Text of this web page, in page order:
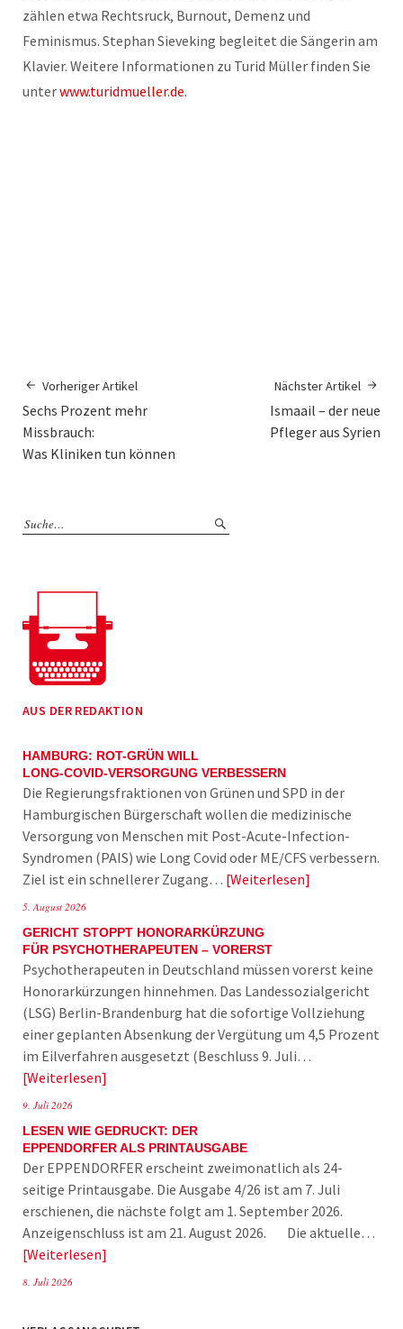
zählen etwa Rechtsruck, Burnout, Demenz und
Feminismus. Stephan Sieveking begleitet die Sängerin am
Klavier. Weitere Informationen zu Turid Müller finden Sie
unterwww.turidmueller.de.
Vorheriger Artikel
Sechs Prozent mehr
Missbrauch:
Was Kliniken tun können
Nächster Artikel
Ismaail – der neue
Pfleger aus Syrien
AUS DER REDAKTION
HAMBURG: ROT-GRÜN WILL
LONG-COVID-VERSORGUNG VERBESSERN
Die Regierungsfraktionen von Grünen und SPD in der
Hamburgischen Bürgerschaft wollen die medizinische
Versorgung von Menschen mit Post-Acute-Infection-
Syndromen (PAIS) wie Long Covid oder ME/CFS verbessern.
Ziel ist ein schnellerer Zugang… Weiterlesen
5. August 2026
GERICHT STOPPT HONORARKÜRZUNG
FÜR PSYCHOTHERAPEUTEN – VORERST
Psychotherapeuten in Deutschland müssen vorerst keine
Honorarkürzungen hinnehmen. Das Landessozialgericht
(LSG) Berlin-Brandenburg hat die sofortige Vollziehung
einer geplanten Absenkung der Vergütung um 4,5 Prozent
im Eilverfahren ausgesetzt (Beschluss 9. Juli…
Weiterlesen
9. Juli 2026
LESEN WIE GEDRUCKT: DER
EPPENDORFER ALS PRINTAUSGABE
Der EPPENDORFER erscheint zweimonatlich als 24-
seitige Printausgabe. Die Ausgabe 4/26 ist am 7. Juli
erschienen, die nächste folgt am 1. September 2026.
Anzeigenschluss ist am 21. August 2026. Die aktuelle…
Weiterlesen
8. Juli 2026